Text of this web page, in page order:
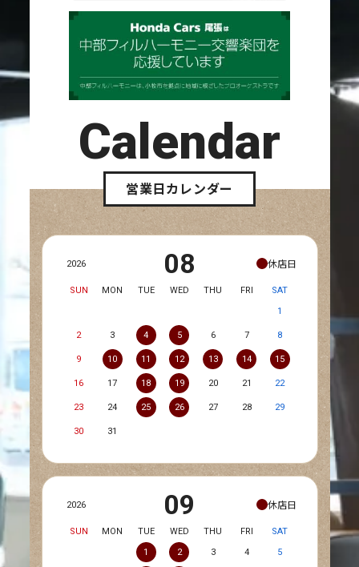
Calendar
営業日カレンダー
2026 08 休店日
SUN MON TUE WED THU FRI
SAT
1
2 3 4 5 6 7 8
9 10 11 12 13 14 15
16 17 18 19 20 21 22
23 24 25 26 27 28 29
30 31
2026 09 休店日
SUN MON TUE WED THU FRI
SAT
1
2 3 4 5